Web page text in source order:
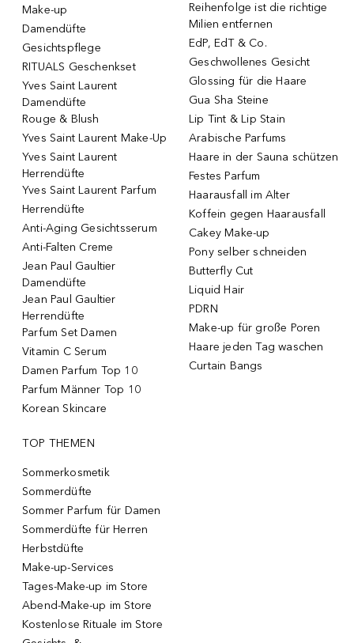
Make-up
Damendüfte
Gesichtspflege
RITUALS Geschenkset
Yves Saint Laurent
Damendüfte
Rouge & Blush
Yves Saint Laurent Make-Up
Yves Saint Laurent
Herrendüfte
Yves Saint Laurent Parfum
Herrendüfte
Anti-Aging Gesichtsserum
Anti-Falten Creme
Jean Paul Gaultier
Damendüfte
Jean Paul Gaultier
Herrendüfte
Parfum Set Damen
Vitamin C Serum
Damen Parfum Top 10
Parfum Männer Top 10
Korean Skincare
Reihenfolge ist die richtige
Milien entfernen
EdP, EdT & Co.
Geschwollenes Gesicht
Glossing für die Haare
Gua Sha Steine
Lip Tint & Lip Stain
Arabische Parfums
Haare in der Sauna schützen
Festes Parfum
Haarausfall im Alter
Koffein gegen Haarausfall
Cakey Make-up
Pony selber schneiden
Butterfly Cut
Liquid Hair
PDRN
Make-up für große Poren
Haare jeden Tag waschen
Curtain Bangs
TOP THEMEN
Sommerkosmetik
Sommerdüfte
Sommer Parfum für Damen
Sommerdüfte für Herren
Herbstdüfte
Make-up-Services
Tages-Make-up im Store
Abend-Make-up im Store
Kostenlose Rituale im Store